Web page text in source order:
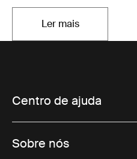
Ler mais
Abre em uma
Centro de ajuda
Sobre nós